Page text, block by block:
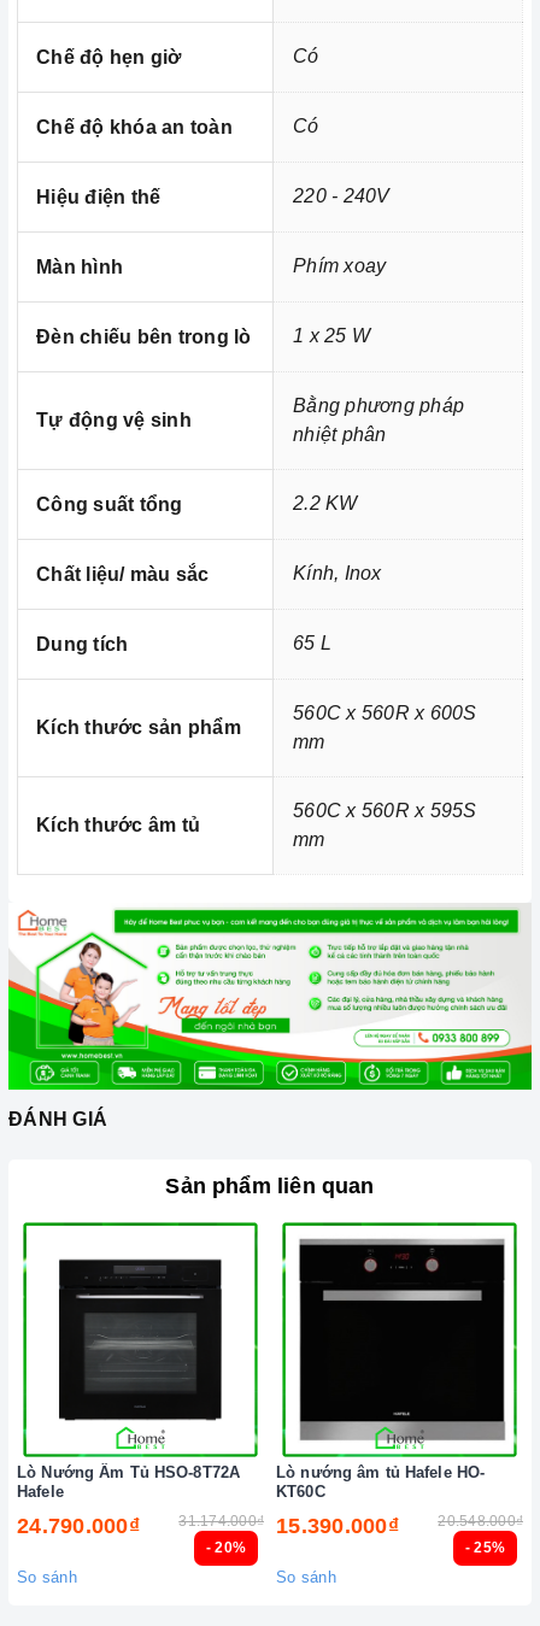
xứng đáng là một trong những người
bạn đồng hành thân thiết nhất của người nội trợ, là vật
dụng không thể trong gian bếp của mỗi gia đình hiện nay,
nhất là trong cuộc sống đầy năng động và luôn bận rộn
đối với những người nội trợ vừa phải làm nhiều công
Ảnh minh họa
Chế độ hẹn giờ Có
Chế độ khóa an toàn Có
Hiệu điện thế 220 - 240V
Màn hình Phím xoay
Đèn chiếu bên trong lò 1 x 25 W
Tự động vệ sinh
Bằng phương pháp
nhiệt phân
Công suất tổng 2.2 KW
Chất liệu/ màu sắc Kính, Inox
Dung tích 65 L
Kích thước sản phẩm
560C x 560R x 600S
mm
Kích thước âm tủ
560C x 560R x 595S
mm
ĐÁNH GIÁ
Sản phẩm liên quan
- 20%
Lò Nướng Âm Tủ HSO-8T72A
Hafele
24.790.000₫ 31.174.000₫
So sánh
- 25%
Lò nướng âm tủ Hafele HO-
KT60C
15.390.000₫ 20.548.000₫
So sánh